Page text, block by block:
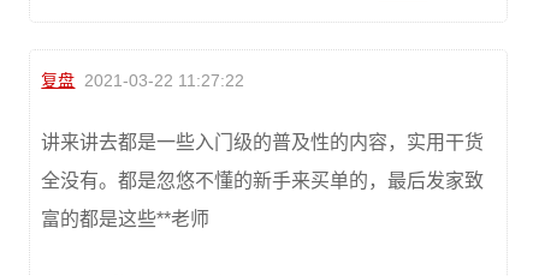
复盘 2021-03-22 11:27:22
讲来讲去都是一些入门级的普及性的内容，实用干货
全没有。都是忽悠不懂的新手来买单的，最后发家致
富的都是这些**老师